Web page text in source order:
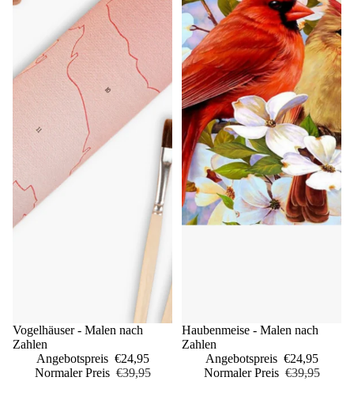
Sale
Vogelhäuser - Malen nach
Zahlen
Angebotspreis €24,95
Normaler Preis €39,95
Sale
Haubenmeise - Malen nach
Zahlen
Angebotspreis €24,95
Normaler Preis €39,95